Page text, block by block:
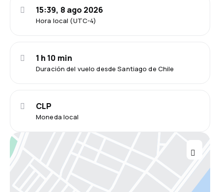
Hora local (UTC-4)
15:39, 8 ago 2026
Duración del vuelo desde Santiago de Chile
1 h 10 min
Moneda local
CLP